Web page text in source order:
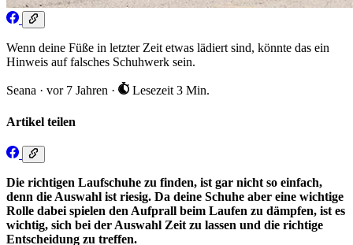
Wenn deine Füße in letzter Zeit etwas lädiert sind, könnte das ein
Hinweis auf falsches Schuhwerk sein.
Seana · vor 7 Jahren · Lesezeit 3 Min.
Artikel teilen
Die richtigen Laufschuhe zu finden, ist gar nicht so einfach,
denn die Auswahl ist riesig. Da deine Schuhe aber eine wichtige
Rolle dabei spielen den Aufprall beim Laufen zu dämpfen, ist es
wichtig, sich bei der Auswahl Zeit zu lassen und die richtige
Entscheidung zu treffen.